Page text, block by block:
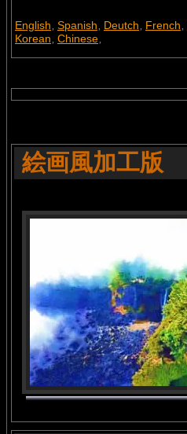
English, Spanish, Deutch, French,
Korean, Chinese,
絵画風加工版